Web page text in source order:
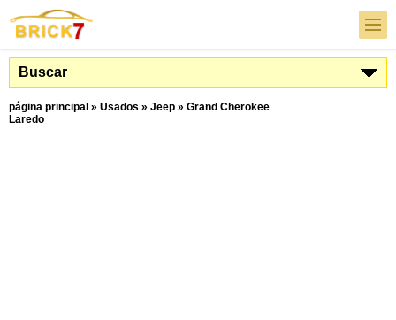
Buscar
página principal » Usados » Jeep » Grand Cherokee
Laredo